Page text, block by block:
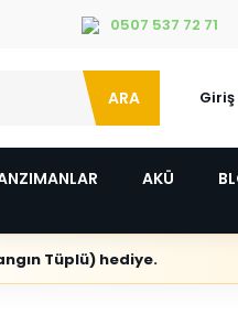
0507 537 72 71
ARA
AKÜ
Tüplü) hediye.